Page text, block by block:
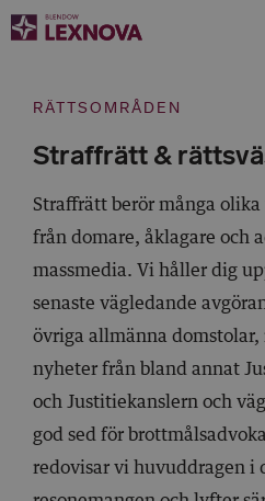
RÄTTSOMRÅDEN
Straffrätt &
Straffrätt berör många
från domare, åklagare och
massmedia. Vi håller dig
senaste vägledande
övriga allmänna domstolar,
nyheter från bland annat
och Justitiekanslern och
god sed för
redovisar vi huvuddragen i